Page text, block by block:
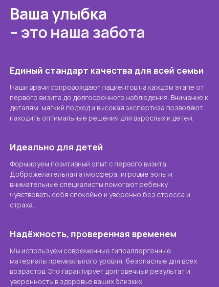
Ваша улыбка
– это наша забота
Единый стандарт качества для всей семьи
Наши врачи сопровождают пациентов на каждом этапе от
первого визита до долгосрочного наблюдения. Внимание к
деталям, мягкий подход и высокая экспертиза позволяют
находить оптимальные решения для взрослых и детей.
Идеально для детей
Формируем позитивный опыт с первого визита.
Доброжелательная атмосфера, игровые зоны и
внимательные специалисты помогают ребенку
чувствовать себя спокойно и уверенно без стресса и
страха.
Надёжность, проверенная временем
Мы используем современные гипоаллергенные
материалы премиального уровня, безопасные для всех
возрастов. Это гарантирует долговечный результат и
уверенность в здоровье ваших близких.